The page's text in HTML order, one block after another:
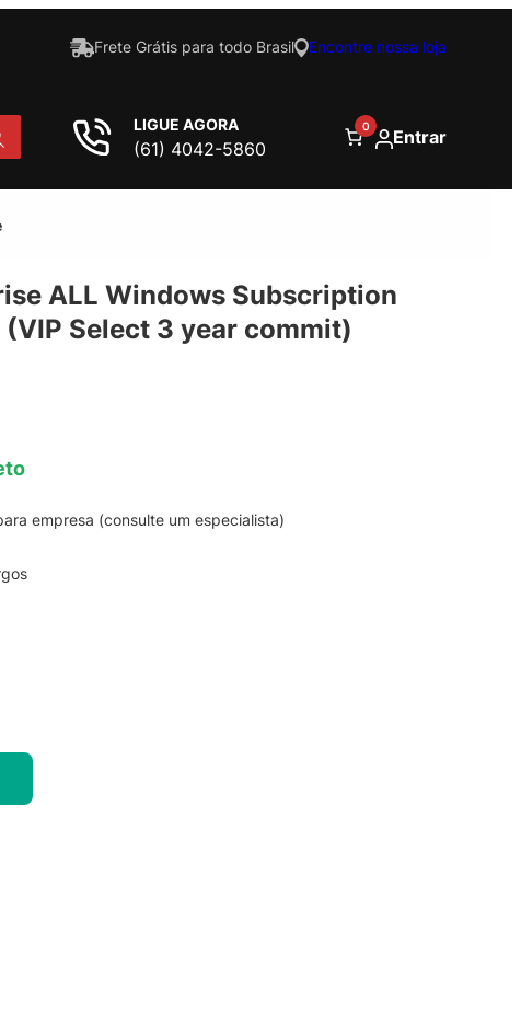
Frete Grátis para todo Brasil Encontre nossa loja
LIGUE AGORA
(61) 4042-5860
0 Entrar
ALL Windows Subscription
(VIP Select 3 year commit)
empresa (consulte um especialista)